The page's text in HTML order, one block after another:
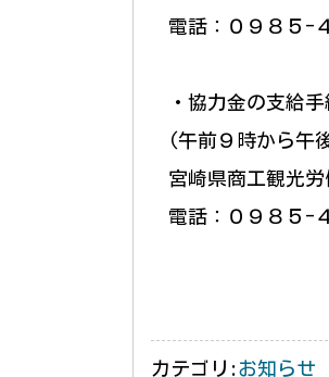
電話：０９８５-
・協力金の支給
(午前９時から午
宮崎県商工観光労
電話：０９８５-
カテゴリ:お知らせ